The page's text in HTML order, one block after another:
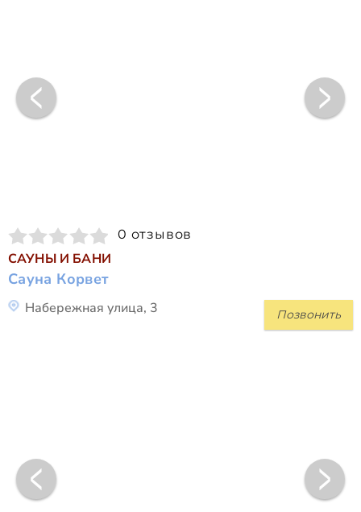
0 отзывов
САУНЫ И БАНИ
Сауна Корвет
Позвонить
Набережная улица, 3